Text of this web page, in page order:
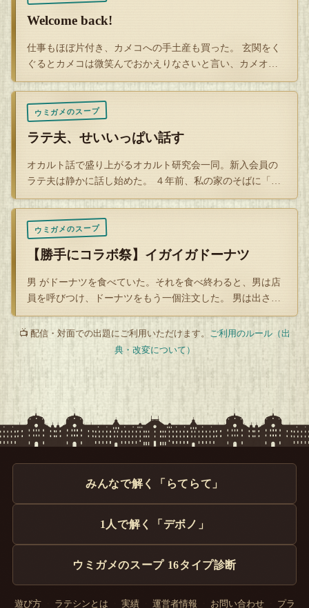
ろくろく文字を見ないで「しらとり」とか「はくちょ
う」とかって読まれるんだぜ。
ムカつくわー
オレはトリの白鳥もキライだし、世の中の「シラトリさ
ん」もキライだし。
小説家のナントカ白鳥（はくちょう）とか、消えてしま
え！と思うわ。
長年付き合っていた「彼女」との婚姻届を出すにあたり、彼
は、妻の氏（苗字）の「田中」を選ぶことを提案した。
「彼女」はどちらでもいいと言ったので、2人の苗字は妻の
方になった。
これで彼はもう、「白鳥」と間違われることはなくなるのだ
が、改姓するのだから手続きが大変だ。
職場への提出書類、通帳の書き換え、免許の書き換え、数多
の名義変更……
加えて、やはり男性が苗字を変えるケースはまだまだ少数派
だからなのか、知人らがいちいち「何で？」とか「婿入
分、妻の氏に改姓するという選択はしなかっただろうから、
こんな面倒なことにならずに済んだのに！
……と、文句を言う田中君なのであった。
Welcome back!
仕事もほぼ片付き、カメコへの手土産も買った。 玄関をく
ぐるとカメコは微笑んでおかえりなさいと言い、カメオは
手土産も渡さず…
ウミガメのスープ
ラテ夫、せいいっぱい話す
オカルト話で盛り上がるオカルト研究会一同。新入会員の
ラテ夫は静かに話し始めた。 ４年前、私の家のそばに「洋
風総本舗・菜連…
ウミガメのスープ
【勝手にコラボ祭】イガイガドーナツ
男 がドーナツを食べていた。それを食べ終わると、男は店
員を呼びつけ、ドーナツをもう一個注文した。 男は出され
たドーナツの…
📺 配信・対面での出題にご利用いただけます。
ご利用のルール（出
典・改変について）
みんなで解く「らてらて」
1人で解く「デボノ」
ウミガメのスープ 16タイプ診断
遊び方・ ラテシンとは 実績・ 運営者情報 お問い合わせ・ プラ